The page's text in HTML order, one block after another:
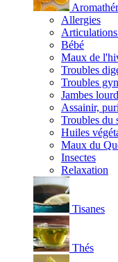
Allergies
Bébé
Maux de
Troubles
Troubles
Jambes
Assainir,
Troubles du
Huiles
Maux du
Insectes
Relaxation
Tisanes
Thés